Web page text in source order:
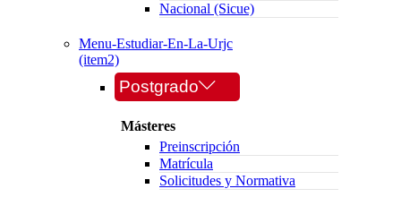
Nacional (Sicue)
Menu-Estudiar-En-La-Urjc
(item2)
Postgrado
Másteres
Preinscripción
Matrícula
Solicitudes y Normativa